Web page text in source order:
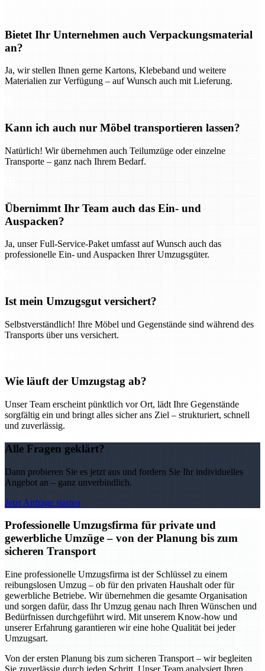
Bietet Ihr Unternehmen auch Verpackungsmaterial
an?
Ja, wir stellen Ihnen gerne Kartons, Klebeband und weitere
Materialien zur Verfügung – auf Wunsch auch mit Lieferung.
Kann ich auch nur Möbel transportieren lassen?
Natürlich! Wir übernehmen auch Teilumzüge oder einzelne
Transporte – ganz nach Ihrem Bedarf.
Übernimmt Ihr Team auch das Ein- und
Auspacken?
Ja, unser Full-Service-Paket umfasst auf Wunsch auch das
professionelle Ein- und Auspacken Ihrer Umzugsgüter.
Ist mein Umzugsgut versichert?
Selbstverständlich! Ihre Möbel und Gegenstände sind während des
Transports über uns versichert.
Wie läuft der Umzugstag ab?
Unser Team erscheint pünktlich vor Ort, lädt Ihre Gegenstände
sorgfältig ein und bringt alles sicher ans Ziel – strukturiert, schnell
und zuverlässig.
Alle Fragen geklärt?
Dann probieren Sie es jetzt aus und fordern Sie Ihr individuelles
Angebot an – ganz unverbindlich.
Jetzt Anfrage starten
Professionelle Umzugsfirma für private und
gewerbliche Umzüge – von der Planung bis zum
sicheren Transport
Eine professionelle Umzugsfirma ist der Schlüssel zu einem
reibungslosen Umzug – ob für den privaten Haushalt oder für
gewerbliche Betriebe. Wir übernehmen die gesamte Organisation
und sorgen dafür, dass Ihr Umzug genau nach Ihren Wünschen und
Bedürfnissen durchgeführt wird. Mit unserem Know-how und
unserer Erfahrung garantieren wir eine hohe Qualität bei jeder
Umzugsart.
Von der ersten Planung bis zum sicheren Transport – wir begleiten
Sie zuverlässig durch jeden Schritt. Unser Team analysiert Ihren